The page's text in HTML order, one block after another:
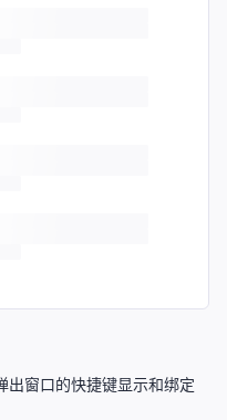
窗口的快捷键显示和绑定